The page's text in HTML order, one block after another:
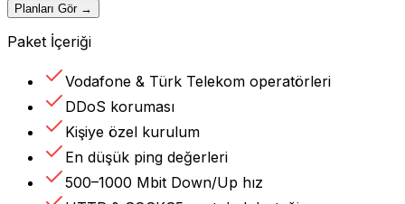
Planları Gör →
Paket İçeriği
Vodafone & Türk Telekom operatörleri
DDoS koruması
Kişiye özel kurulum
En düşük ping değerleri
500–1000 Mbit Down/Up hız